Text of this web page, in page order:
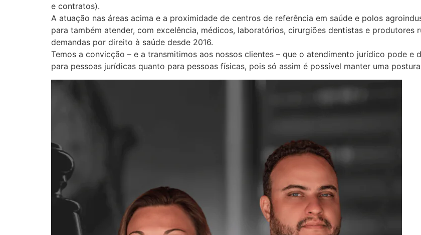
e contratos).
A atuação nas áreas acima e a proximidade de centros de referência em saúde e polos
para também atender, com excelência, médicos, laboratórios, cirurgiões dentistas e produtores
demandas por direito à saúde desde 2016.
Temos a convicção – e a transmitimos aos nossos clientes – que o atendimento jurídico pode
para pessoas jurídicas quanto para pessoas físicas, pois só assim é possível manter uma